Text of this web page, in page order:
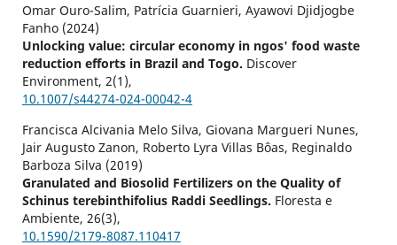
Omar Ouro-Salim, Patrícia Guarnieri, Ayawovi Djidjogbe
Fanho (2024)
Unlocking value: circular economy in ngos' food waste
reduction efforts in Brazil and Togo. Discover
Environment, 2(1),
10.1007/s44274-024-00042-4
Francisca Alcivania Melo Silva, Giovana Margueri Nunes,
Jair Augusto Zanon, Roberto Lyra Villas Bôas, Reginaldo
Barboza Silva (2019)
Granulated and Biosolid Fertilizers on the Quality of
Schinus terebinthifolius Raddi Seedlings. Floresta e
Ambiente, 26(3),
10.1590/2179-8087.110417